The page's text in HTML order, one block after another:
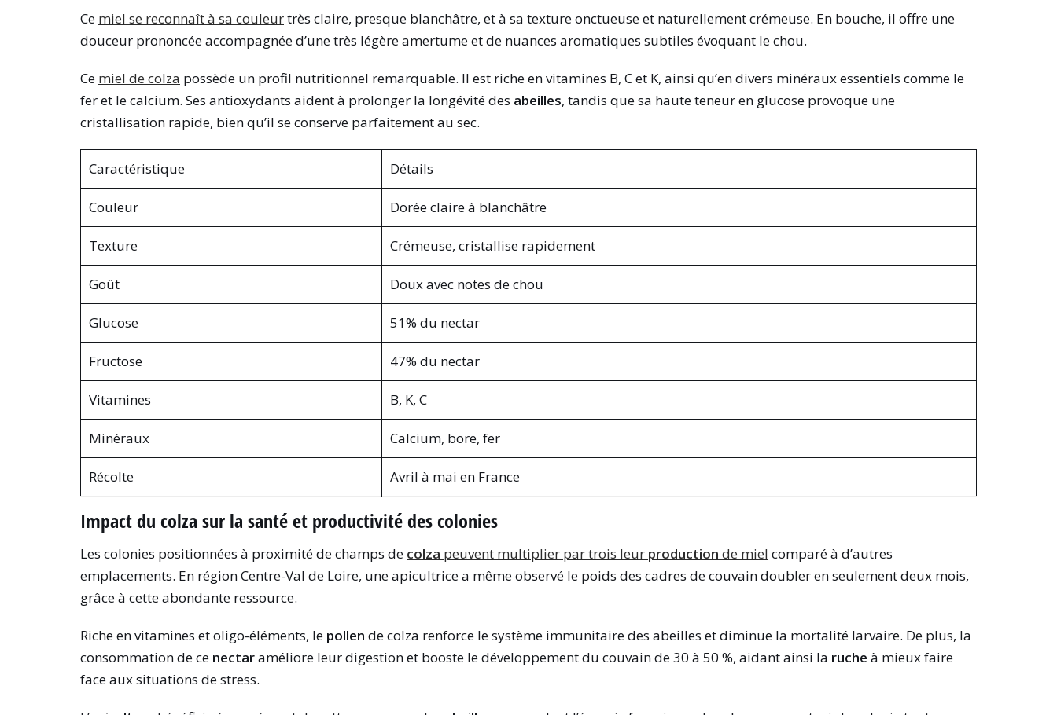
Ce miel se reconnaît à sa couleurtrès claire, presque blanchâtre, et à sa texture onctueuse et naturellement crémeuse. En bouche, il offre une
douceur prononcée accompagnée d’une très légère amertume et de nuances aromatiques subtiles évoquant le chou.
Ce miel de colza possède un profil nutritionnel remarquable. Il est riche en vitamines B, C et K, ainsi qu’en divers minéraux essentiels comme le
fer et le calcium. Ses antioxydants aident à prolonger la longévité des abeilles, tandis que sa haute teneur en glucose provoque une
cristallisation rapide, bien qu’il se conserve parfaitement au sec.
Caractéristique Détails
Couleur Dorée claire à blanchâtre
Texture Crémeuse, cristallise rapidement
Goût Doux avec notes de chou
Glucose 51% du nectar
Fructose 47% du nectar
Vitamines B, K, C
Minéraux Calcium, bore, fer
Récolte Avril à mai en France
Impact du colza sur la santé et productivité des colonies
Les colonies positionnées à proximité de champs de colza peuvent multiplier par trois leur production de miel comparé à d’autres
emplacements. En région Centre-Val de Loire, une apicultrice a même observé le poids des cadres de couvain doubler en seulement deux mois,
grâce à cette abondante ressource.
Riche en vitamines et oligo-éléments, le pollen de colza renforce le système immunitaire des abeilles et diminue la mortalité larvaire. De plus, la
consommation de ce nectaraméliore leur digestion et booste le développement du couvain de 30 à 50 %, aidant ainsi la ruche à mieux faire
face aux situations de stress.